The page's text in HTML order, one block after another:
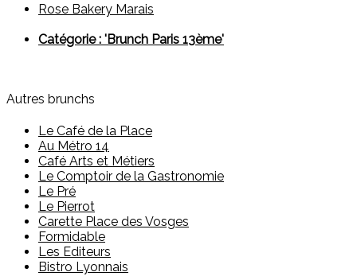
Rose Bakery Marais
Catégorie : 'Brunch Paris 13ème'
Autres brunchs
Le Café de la Place
Au Métro 14
Café Arts et Métiers
Le Comptoir de la Gastronomie
Le Pré
Le Pierrot
Carette Place des Vosges
Formidable
Les Editeurs
Bistro Lyonnais